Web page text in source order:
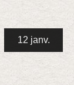
12 janv.